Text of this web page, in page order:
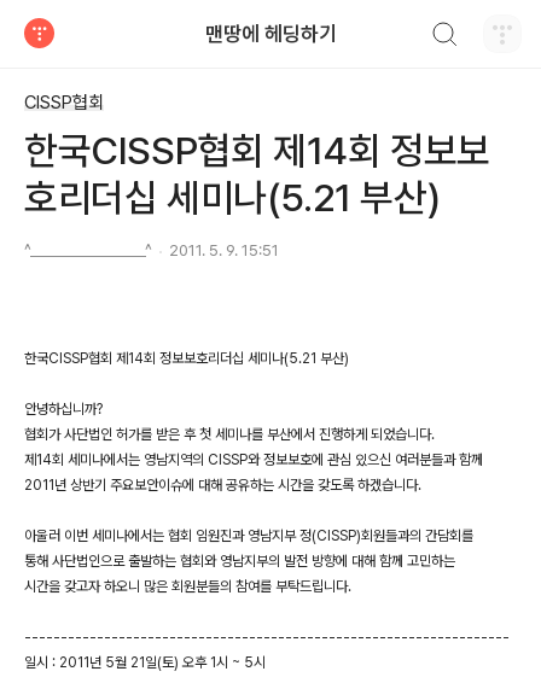
맨땅에 헤딩하기
CISSP협회
한국CISSP협회 제14회 정보보
호리더십 세미나(5.21 부산)
^________________^ 2011. 5. 9. 15:51
한국CISSP협회 제14회 정보보호리더십 세미나(5.21 부산)
안녕하십니까?
협회가 사단법인 허가를 받은 후 첫 세미나를 부산에서 진행하게 되었습니다.
제14회 세미나에서는 영남지역의 CISSP와 정보보호에 관심 있으신 여러분들과 함께
2011년 상반기 주요보안이슈에 대해 공유하는 시간을 갖도록 하겠습니다.
아울러 이번 세미나에서는 협회 임원진과 영남지부 정(CISSP)회원들과의 간담회를
통해 사단법인으로 출발하는 협회와 영남지부의 발전 방향에 대해 함께 고민하는
시간을 갖고자 하오니 많은 회원분들의 참여를 부탁드립니다.
-------------------------------------------------------------------
일시 : 2011년 5월 21일(토) 오후 1시 ~ 5시